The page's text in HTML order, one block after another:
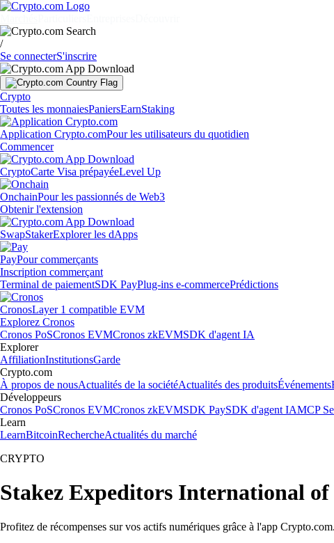
/
Se connecterS'inscrire
Crypto
Toutes les monnaiesPaniersEarnStaking
Application Crypto.comPour les utilisateurs du quotidien
Commencer
CryptoCarte Visa prépayéeLevel Up
OnchainPour les passionnés de Web3
Obtenir l'extension
SwapStakerExplorer les dApps
PayPour commerçants
Inscription commerçant
Terminal de paiementSDK PayPlug-ins e-commercePrédictions
CronosLayer 1 compatible EVM
Explorez Cronos
Cronos PoSCronos EVMCronos zkEVMSDK d'agent IA
Explorer
AffiliationInstitutionsGarde
Crypto.com
À propos de nousActualités de la sociétéActualités des produitsÉvénements
Développeurs
Cronos PoSCronos EVMCronos zkEVMSDK PaySDK d'agent IAMCP
Learn
LearnBitcoinRechercheActualités du marché
CRYPTO
Stakez Expeditors International
Profitez de récompenses sur vos actifs numériques grâce à l'app